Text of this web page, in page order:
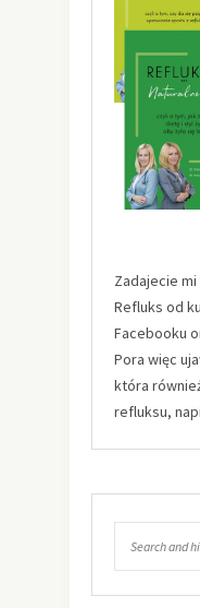
Zadajecie
Refluks od
Facebooku
Pora więc
która
refluksu,